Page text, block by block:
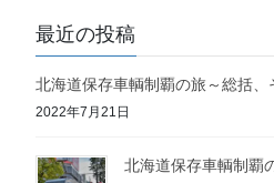
最近の投稿
北海道保存車輌制覇の旅～総括
2022年7月21日
北海道保存車輌制覇